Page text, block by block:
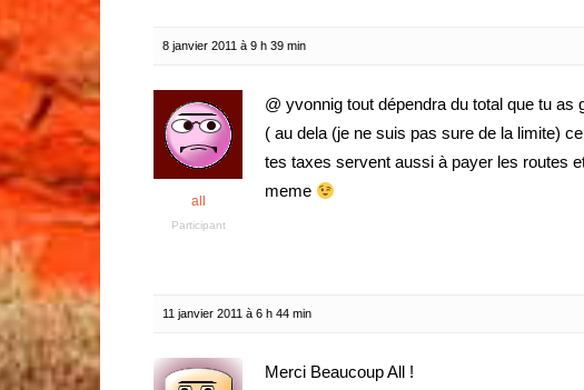
8 janvier 2011 à 9 h 39 min
all
Participant
@ yvonnig tout dépendra du total que tu as
( au dela (je ne suis pas sure de la limite)
tes taxes servent aussi à payer les routes
meme
11 janvier 2011 à 6 h 44 min
Merci Beaucoup All !